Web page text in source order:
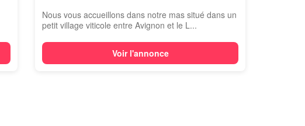
Nous vous accueillons dans notre mas situé dans un
petit village viticole entre Avignon et le L...
Voir l'annonce